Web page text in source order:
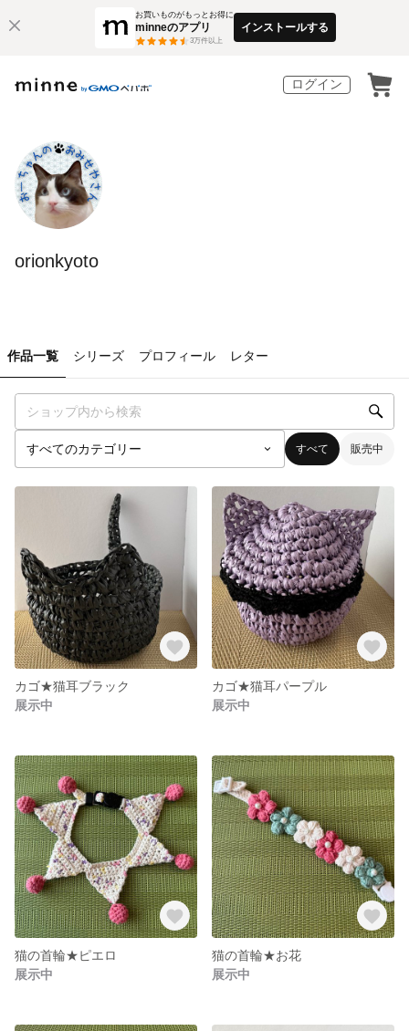
お買いものがもっとお得に
minneのアプリ
3万件以上
インストールする
ログイン
orionkyoto
作品一覧 シリーズ プロフィール レター
すべて 販売中
カゴ★猫耳ブラック
展示中
カゴ★猫耳パープル
展示中
猫の首輪★ピエロ
展示中
猫の首輪★お花
展示中